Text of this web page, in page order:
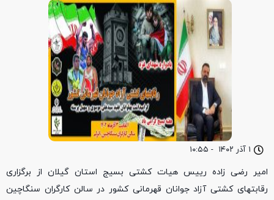
۱ آذر ۱۴۰۲ - ۱۰:۵۵
امیر رضی زاده رییس هیات کشتی بسیج استان گیلان از برگزاری
رقابتهای کشتی آزاد جوانان قهرمانی کشور در سالن کارگران سنگاچین